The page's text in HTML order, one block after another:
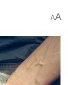
AA